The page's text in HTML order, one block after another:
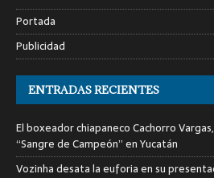
Portada
Publicidad
ENTRADAS RECIENTES
El boxeador chiapaneco Cachorro
“Sangre de Campeón” en Yucatán
Vozinha desata la euforia en su